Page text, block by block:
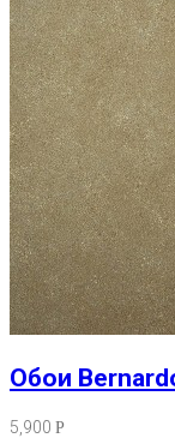
Обои
5,900 Р